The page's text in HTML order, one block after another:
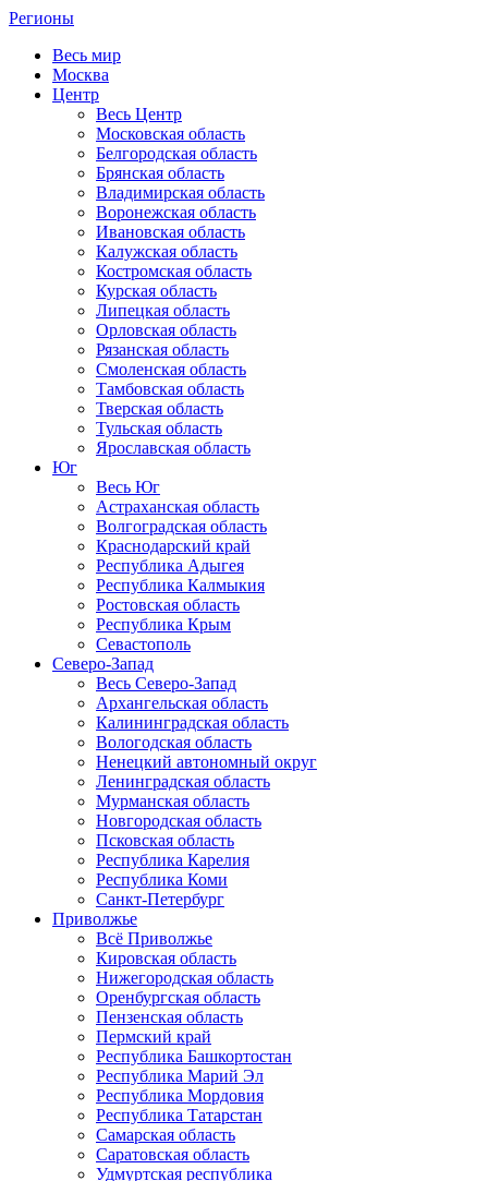
Регионы
Весь мир
Москва
Центр
Весь Центр
Московская область
Белгородская область
Брянская область
Владимирская область
Воронежская область
Ивановская область
Калужская область
Костромская область
Курская область
Липецкая область
Орловская область
Рязанская область
Смоленская область
Тамбовская область
Тверская область
Тульская область
Ярославская область
Юг
Весь Юг
Астраханская область
Волгоградская область
Краснодарский край
Республика Адыгея
Республика Калмыкия
Ростовская область
Республика Крым
Севастополь
Северо-Запад
Весь Северо-Запад
Архангельская область
Калининградская область
Вологодская область
Ненецкий автономный округ
Ленинградская область
Мурманская область
Новгородская область
Псковская область
Республика Карелия
Республика Коми
Санкт-Петербург
Приволжье
Всё Приволжье
Кировская область
Нижегородская область
Оренбургская область
Пензенская область
Пермский край
Республика Башкортостан
Республика Марий Эл
Республика Мордовия
Республика Татарстан
Самарская область
Саратовская область
Удмуртская республика